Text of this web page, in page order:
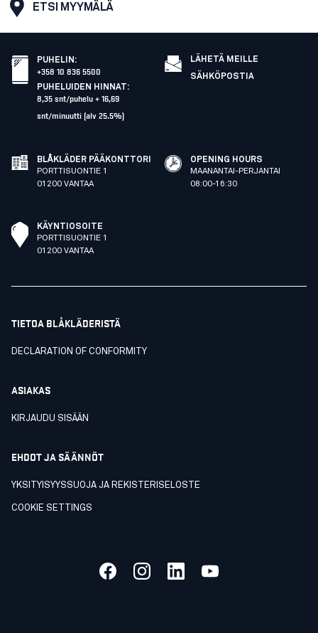
ETSI MYYMÄLÄ
PUHELIN :
+358 10 836 5500
PUHELUIDEN HINNAT:
8,35 snt/puhelu + 16,69
snt/minuutti (alv 25.5%)
LÄHETÄ MEILLE
SÄHKÖPOSTIA
BLÅKLÄDER PÄÄKONTTORI
PORTTISUONTIE 1
01200 VANTAA
OPENING HOURS
MAANANTAI-PERJANTAI
08:00-16:30
KÄYNTIOSOITE
PORTTISUONTIE 1
01200 VANTAA
TIETOA BLÅKLÄDERISTÄ
DECLARATION OF CONFORMITY
ASIAKAS
KIRJAUDU SISÄÄN
EHDOT JA SÄÄNNÖT
YKSITYISYYSSUOJA JA REKISTERISELOSTE
COOKIE SETTINGS